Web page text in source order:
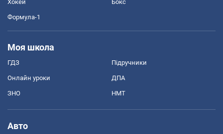
Хокей Бокс
Формула-1
Моя школа
ГДЗ Підручники
Онлайн уроки ДПА
ЗНО НМТ
Авто